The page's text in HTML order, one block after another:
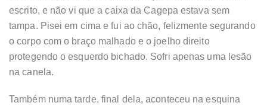
escrito, e não vi que a caixa da Cagepa estava sem
tampa. Pisei em cima e fui ao chão, felizmente segurando
o corpo com o braço malhado e o joelho direito
protegendo o esquerdo bichado. Sofri apenas uma lesão
na canela.
Também numa tarde, final dela, aconteceu na esquina